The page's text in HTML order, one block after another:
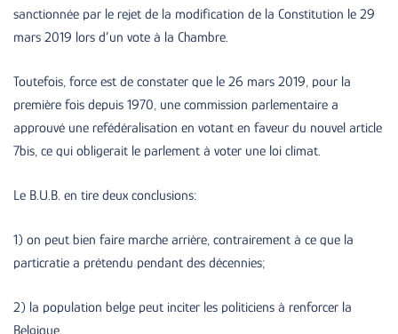
sanctionnée par le rejet de la modification de la Constitution le 29
mars 2019 lors d’un vote à la Chambre.
Toutefois, force est de constater que le 26 mars 2019, pour la
première fois depuis 1970, une commission parlementaire a
approuvé une refédéralisation en votant en faveur du nouvel article
7bis, ce qui obligerait le parlement à voter une loi climat.
Le B.U.B. en tire deux conclusions:
1) on peut bien faire marche arrière, contrairement à ce que la
particratie a prétendu pendant des décennies;
2) la population belge peut inciter les politiciens à renforcer la
Belgique.